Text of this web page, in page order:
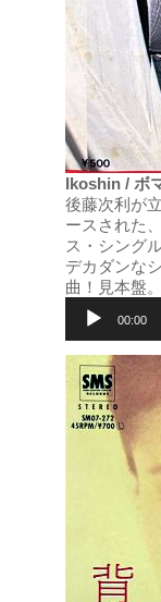
Ikoshin / ボ
後藤次利が
ースされた
ス・シング
デカダンな
曲！見本盤
プ
レ
ー
00:00